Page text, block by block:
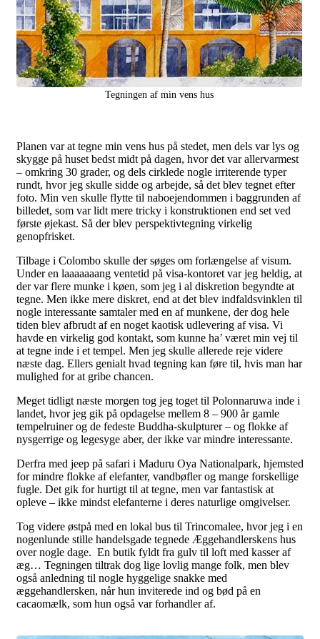
Tegningen af min vens hus
Planen var at tegne min vens hus på stedet, men dels var lys og
skygge på huset bedst midt på dagen, hvor det var allervarmest
– omkring 30 grader, og dels cirklede nogle irriterende typer
rundt, hvor jeg skulle sidde og arbejde, så det blev tegnet efter
foto. Min ven skulle flytte til naboejendommen i baggrunden af
billedet, som var lidt mere tricky i konstruktionen end set ved
første øjekast. Så der blev perspektivtegning virkelig
genopfrisket.
Tilbage i Colombo skulle der søges om forlængelse af visum.
Under en laaaaaaang ventetid på visa-kontoret var jeg heldig, at
der var flere munke i køen, som jeg i al diskretion begyndte at
tegne. Men ikke mere diskret, end at det blev indfaldsvinklen til
nogle interessante samtaler med en af munkene, der dog hele
tiden blev afbrudt af en noget kaotisk udlevering af visa. Vi
havde en virkelig god kontakt, som kunne ha’ været min vej til
at tegne inde i et tempel. Men jeg skulle allerede reje videre
næste dag. Ellers genialt hvad tegning kan føre til, hvis man har
mulighed for at gribe chancen.
Meget tidligt næste morgen tog jeg toget til Polonnaruwa inde i
landet, hvor jeg gik på opdagelse mellem 8 – 900 år gamle
tempelruiner og de fedeste Buddha-skulpturer – og flokke af
nysgerrige og legesyge aber, der ikke var mindre interessante.
Derfra med jeep på safari i Maduru Oya Nationalpark, hjemsted
for mindre flokke af elefanter, vandbøfler og mange forskellige
fugle. Det gik for hurtigt til at tegne, men var fantastisk at
opleve – ikke mindst elefanterne i deres naturlige omgivelser.
Tog videre østpå med en lokal bus til Trincomalee, hvor jeg i en
nogenlunde stille handelsgade tegnede Æggehandlerskens hus
over nogle dage. En butik fyldt fra gulv til loft med kasser af
æg… Tegningen tiltrak dog lige lovlig mange folk, men blev
også anledning til nogle hyggelige snakke med
æggehandlersken, når hun inviterede ind og bød på en
cacaomælk, som hun også var forhandler af.